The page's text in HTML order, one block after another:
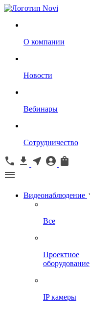
О компании
Новости
Вебинары
Сотрудничество
Видеонаблюдение
Все
Проектное
оборудование
IP камеры